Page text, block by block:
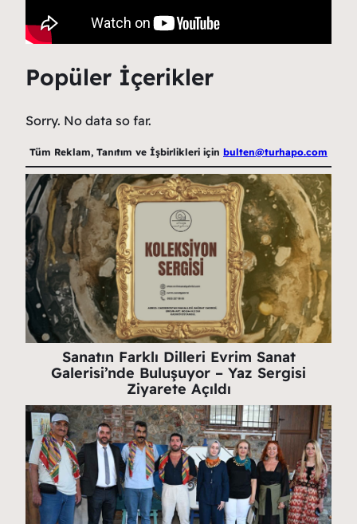
Popüler İçerikler
Sorry. No data so far.
Tüm Reklam, Tanıtım ve İşbirlikleri için bulten@turhapo.com
Sanatın Farklı Dilleri Evrim Sanat
Galerisi’nde Buluşuyor – Yaz Sergisi
Ziyarete Açıldı